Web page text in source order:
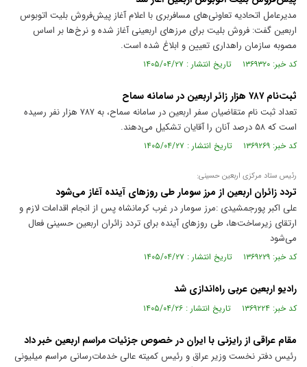
مدیرعامل اتحادیه تعاونی‌های مسافربری با اعلام آغاز پیش‌فروش بلیت اتوبوس
اربعین گفت: فروش بلیت برای مرزهای اربعینی آغاز شده و نرخ‌ها بر اساس
مصوبه سازمان راهداری تعیین و ابلاغ شده است.
کد خبر: ۱۳۶۹۳۲۰ تاریخ انتشار : ۱۴۰۵/۰۴/۲۷
ثبت‌نام ۷۸۷ هزار زائر اربعین در سامانه سماح
تعداد ثبت نام متقاضیان سفر اربعین در سامانه سماح، به ۷۸۷ هزار نفر رسیده
است که ۵۸ درصد آنان را آقایان تشکیل می‌دهند.
کد خبر: ۱۳۶۹۲۶۹ تاریخ انتشار : ۱۴۰۵/۰۴/۲۷
رئیس ستاد مرکزی اربعین حسینی:
تردد زائران اربعین از مرز سومار طی روزهای آینده آغاز می‌شود
علی اکبر پورجمشیدی :مرز سومار در غرب کرمانشاه پس از انجام اقدامات لازم و
ارتقای زیرساخت‌ها، طی روزهای آینده برای تردد زائران اربعین حسینی فعال
می‌شود
کد خبر: ۱۳۶۹۲۲۹ تاریخ انتشار : ۱۴۰۵/۰۴/۲۷
رادیو اربعین عربی راه‌اندازی شد
کد خبر: ۱۳۶۹۲۲۴ تاریخ انتشار : ۱۴۰۵/۰۴/۲۶
مقام عراقی از رایزنی با ایران در خصوص جزئیات مراسم اربعین خبر داد
رئیس دفتر نخست وزیر عراق و رئیس کمیته عالی خدمات‌رسانی مراسم میلیونی